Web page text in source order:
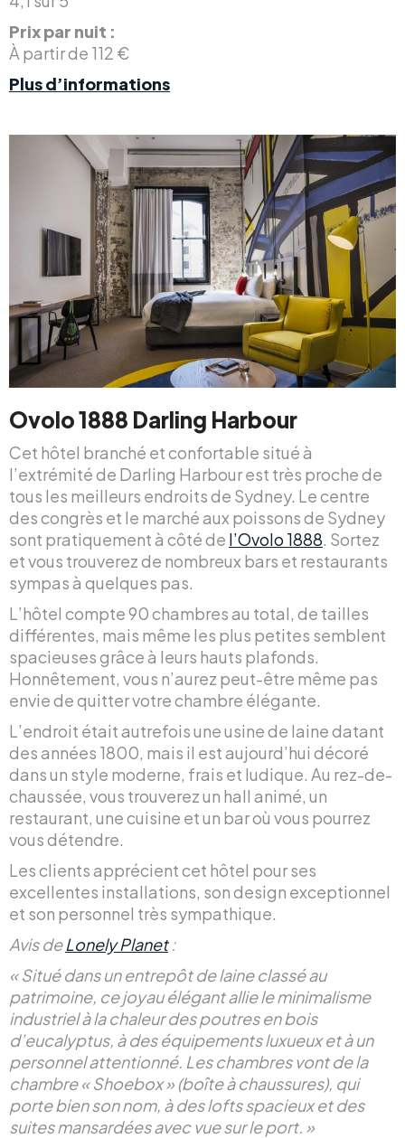
Prix par nuit :
À partir de 112 €
Plus d’informations
Ovolo 1888 Darling Harbour
Cet hôtel branché et confortable situé à
l’extrémité de Darling Harbour est très proche de
tous les meilleurs endroits de Sydney. Le centre
des congrès et le marché aux poissons de Sydney
sont pratiquement à côté de l’Ovolo 1888. Sortez
et vous trouverez de nombreux bars et restaurants
sympas à quelques pas.
L’hôtel compte 90 chambres au total, de tailles
différentes, mais même les plus petites semblent
spacieuses grâce à leurs hauts plafonds.
Honnêtement, vous n’aurez peut-être même pas
envie de quitter votre chambre élégante.
L’endroit était autrefois une usine de laine datant
des années 1800, mais il est aujourd’hui décoré
dans un style moderne, frais et ludique. Au rez-de-
chaussée, vous trouverez un hall animé, un
restaurant, une cuisine et un bar où vous pourrez
vous détendre.
Les clients apprécient cet hôtel pour ses
excellentes installations, son design exceptionnel
et son personnel très sympathique.
Avis deLonely Planet:
« Situé dans un entrepôt de laine classé au
patrimoine, ce joyau élégant allie le minimalisme
industriel à la chaleur des poutres en bois
d’eucalyptus, à des équipements luxueux et à un
personnel attentionné. Les chambres vont de la
chambre « Shoebox » (boîte à chaussures), qui
porte bien son nom, à des lofts spacieux et des
suites mansardées avec vue sur le port. »